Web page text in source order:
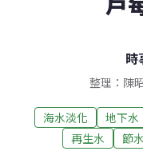
時
整理：陳
海水淡化 地下水
再生水
節水